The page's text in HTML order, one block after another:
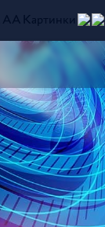
АА Картинки